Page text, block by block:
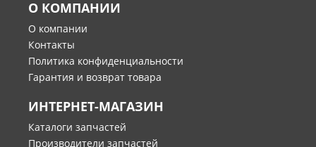
О КОМПАНИИ
О компании
Контакты
Политика конфиденциальности
Гарантия и возврат товара
ИНТЕРНЕТ-МАГАЗИН
Каталоги запчастей
Производители запчастей